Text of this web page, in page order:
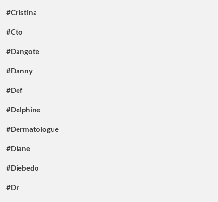
#Cristina
#Cto
#Dangote
#Danny
#Def
#Delphine
#Dermatologue
#Diane
#Diebedo
#Dr